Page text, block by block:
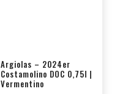
Argiolas – 2024er
Costamolino DOC 0,75l |
Vermentino